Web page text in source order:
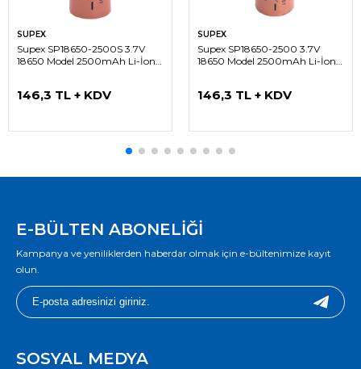
SUPEX
Supex SP18650-2500S 3.7V
18650 Model 2500mAh Li-İon
146,3 TL + KDV
SUPEX
Supex SP18650-2500 3.7V
18650 Model 2500mAh Li-İon
146,3 TL + KDV
E-BÜLTEN ABONELİĞİ
Kampanya ve yeniliklerden haberdar olmak için e-bültenimize kayıt
olun.
SOSYAL MEDYA